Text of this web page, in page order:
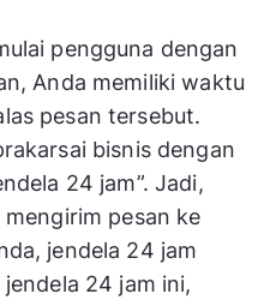
pengguna dengan
Anda memiliki waktu
pesan tersebut.
bisnis dengan
24 jam”. Jadi,
pesan ke
jendela 24 jam
24 jam ini,